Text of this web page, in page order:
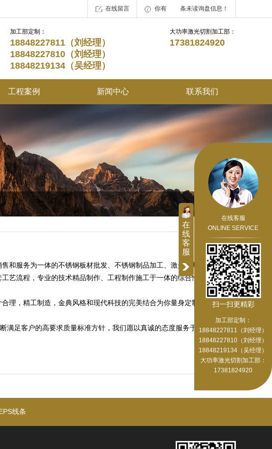
在
线
客
服
在线客服
ONLINE SERVICE
扫一扫更精彩
加工部定制：
18848227811（刘经理）
18848227810（刘经理）
18848219134（吴经理）
大功率激光切割加工部：
17381824920
你有 条未读询盘信息！
在线留言
加工部定制：
18848227811（刘经理）
18848227810（刘经理）
18848219134（吴经理）
大功率激光切割加工部：
17381824920
工程案例 新闻中心 联系我们
和服务为一体的不锈钢板材批发、不锈钢制品加工、激光切割加工、不
艺流程，专业的技术精品制作、工程制作施工于一体的综合性实力企
理，精工制造，金典风格和现代科技的完美结合为你量身定制打造精
满足客户的高要求质量标准方针，我们愿以真诚的态度服务于广大用
线条